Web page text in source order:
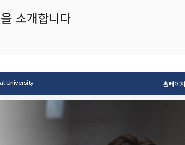
소개합니다
University 홈페이지